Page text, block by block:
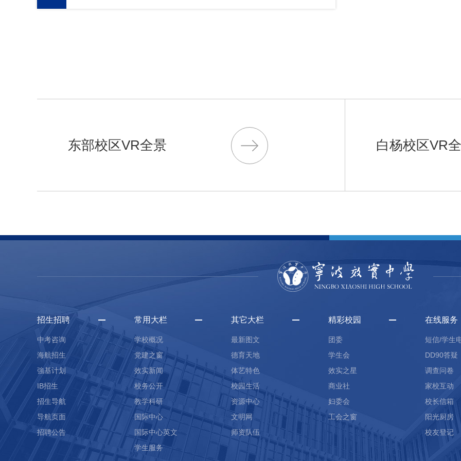
东部校区VR全景 白杨校区VR
招生招聘
中考咨询
海航招生
強基计划
IB招生
招生导航
导航页面
招聘公告
常用大栏
学校概况
党建之窗
效实新闻
校务公开
教学科研
国际中心
国际中心英文
学生服务
其它大栏
最新图文
德育天地
体艺特色
校园生活
资源中心
文明网
师资队伍
精彩校园
团委
学生会
效实之星
商业社
妇委会
工会之窗
在线服务
短信/学生
DD90答疑
调查问卷
家校互动
校长信箱
阳光厨房
校友登记